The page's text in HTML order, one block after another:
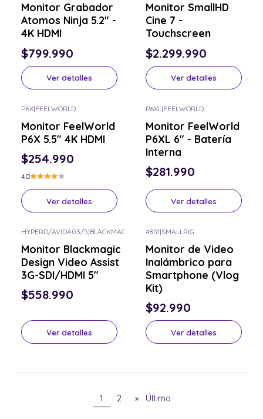
Monitor Grabador
Atomos Ninja 5.2" -
4K HDMI
$799.990
Ver detalles
Monitor SmallHD
Cine 7 -
Touchscreen
$2.299.990
Ver detalles
P6X|FEELWORLD
Monitor FeelWorld
P6X 5.5" 4K HDMI
$254.990
4.0
Ver detalles
P6XL |FEELWORLD
Monitor FeelWorld
P6XL 6" - Batería
Interna
$281.990
Ver detalles
HYPERD/AVIDA03/5|BLACKMAGIC
Monitor Blackmagic
Design Video Assist
3G-SDI/HDMI 5"
$558.990
Ver detalles
4851|SMALLRIG
Monitor de Video
Inalámbrico para
Smartphone (Vlog
Kit)
$92.990
Ver detalles
1 2 » Último